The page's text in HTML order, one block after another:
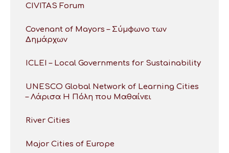
CIVITAS Forum
Covenant of Mayors – Σύμφωνο των
Δημάρχων
ICLEI – Local Governments for Sustainability
UNESCO Global Network of Learning Cities
– Λάρισα Η Πόλη που Μαθαίνει
River Cities
Major Cities of Europe